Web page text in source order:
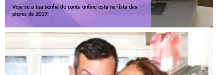
Veja se a tua senha de conta online está na lista das
piores de 2017!